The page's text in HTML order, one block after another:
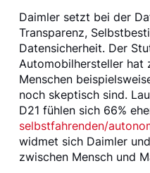
Daimler setzt bei der
Transparenz,
Datensicherheit. Der
Automobilhersteller hat
Menschen
noch skeptisch sind.
D21 fühlen sich 66%
selbstfahrenden/
widmet sich Daimler
zwischen Mensch und